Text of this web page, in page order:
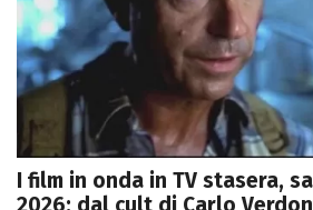
I film in onda in TV stasera,
2026: dal cult di Carlo